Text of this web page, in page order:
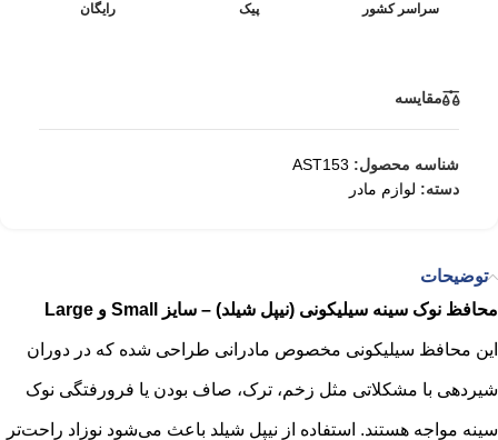
سراسر کشور
پیک
رایگان
مقایسه
شناسه محصول: AST153
دسته: لوازم مادر
توضیحات
محافظ نوک سینه سیلیکونی (نیپل شیلد) – سایز Small و Large
این محافظ سیلیکونی مخصوص مادرانی طراحی شده که در دوران
شیردهی با مشکلاتی مثل زخم، ترک، صاف بودن یا فرورفتگی نوک
سینه مواجه هستند. استفاده از نیپل شیلد باعث می‌شود نوزاد راحت‌تر